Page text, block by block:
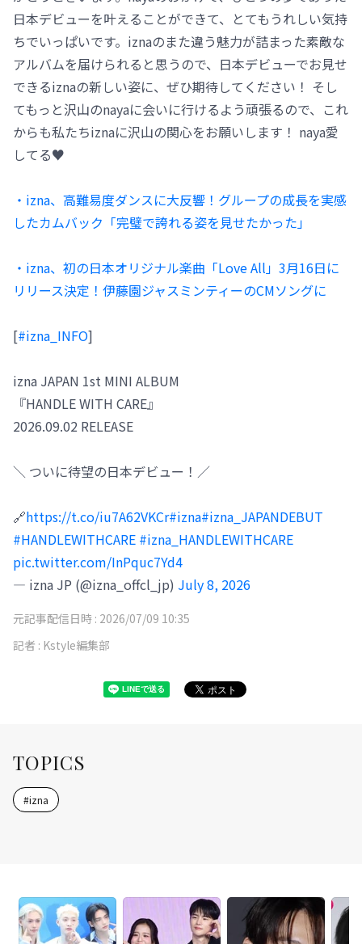
日本デビューを叶えることができて、とてもうれしい気持
ちでいっぱいです。iznaのまた違う魅力が詰まった素敵な
アルバムを届けられると思うので、日本デビューでお見せ
できるiznaの新しい姿に、ぜひ期待してください！ そし
てもっと沢山のnayaに会いに行けるよう頑張るので、これ
からも私たちiznaに沢山の関心をお願いします！ naya愛
してる♥
・izna、高難易度ダンスに大反響！グループの成長を実感
したカムバック「完璧で誇れる姿を見せたかった」
・izna、初の日本オリジナル楽曲「Love All」3月16日に
リリース決定！伊藤園ジャスミンティーのCMソングに
[#izna_INFO]
izna JAPAN 1st MINI ALBUM
『HANDLE WITH CARE』
2026.09.02 RELEASE
＼ ついに待望の日本デビュー！／
🔗https://t.co/iu7A62VKCr#izna#izna_JAPANDEBUT
#HANDLEWITHCARE #izna_HANDLEWITHCARE
pic.twitter.com/InPquc7Yd4
— izna JP (@izna_offcl_jp) July 8, 2026
元記事配信日時 : 2026/07/09 10:35
記者 : Kstyle編集部
TOPICS
#izna